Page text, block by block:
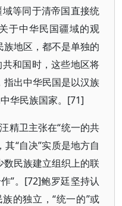
等同于清帝国直接统
于中华民国疆域的观
族地区，都不是单独的
和国时，这些地区将
指出中华民国是以汉族
华民族国家。[71]
精卫主张在“统一的共
“自决”实质是地方自
数民族建立组织上的联
”。[72]鲍罗廷坚持认
的独立，“统一的”或